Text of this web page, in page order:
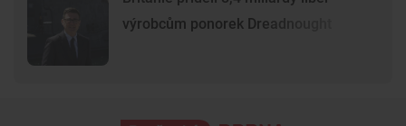
výrobcům ponorek Dreadnought